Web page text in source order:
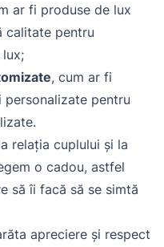
ar fi produse de lux
calitate pentru
, cum ar fi
pentru
relația cuplului și la
o cadou, astfel
să îi facă să se simtă
apreciere și respect